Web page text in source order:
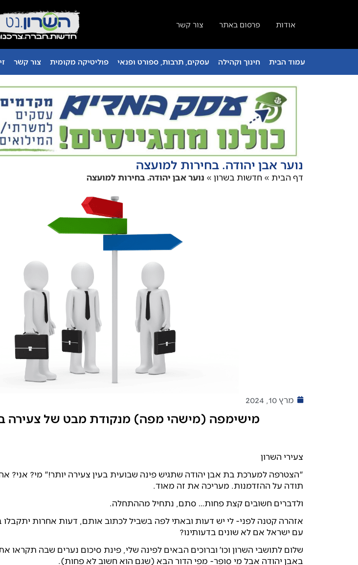
אודות פרסום באתר צור קשר
עמוד הבית חינוך וקהילה עסקים, תרבות, ספורט ופנאי פוליטיקה מקומית צור קשר
נוער אבן יהודה. בחירות למועצה
דף הבית » חדשות בשרון » נוער אבן יהודה. בחירות למועצה
מרץ 10, 2024
מישימפה (מישהי מפה) מנקודת מבט של צעירה
צעירי השרון
"הצטרפה למערכת בת אבן יהודה שתגיש פינה שבועית בעין צעירה יותר!" מי? אני?
תודה על ההזדמנות. מעריכה את זה מאוד.
ולדברים חשובים קצת פחות… סתם, נתחיל מההתחלה.
אזהרה קטנה לפני- לי יש דעות ובאתי לפה בשביל לכתוב אותם, דעות אחרות יתקבלו
עם ישראל אם לא שונים בדעותינו?
שלום לתושבי השרון וכו׳ וברוכים הבאים לפינה שלי, פינת סיכום נערים שבה תקראו
באבן יהודה אבל מי סופר- מפי הדור הבא (שגם הוא חשוב לא פחות).